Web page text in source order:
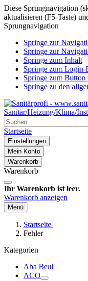
Diese Sprungnavigation
aktualisieren (F5-Taste)
Sprungnavigation
Springe zur
Springe zur
Springe zum Inhalt
Springe zum Login-
Springe zum
Springe zu den
Startseite
Einstellungen
Mein Konto
Warenkorb
Warenkorb
Ihr Warenkorb ist leer.
Warenkorb anzeigen
Menü
Startseite
Fehler
Kategorien
Aba Beul
ACO